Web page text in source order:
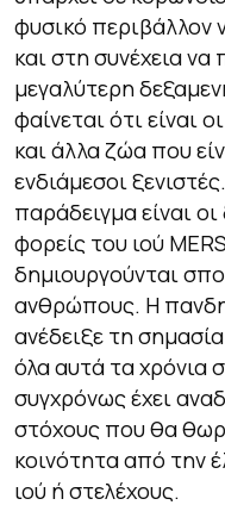
φυσικό
και στη συνέχεια
μεγαλύτερη
φαίνεται ότι είναι
και άλλα ζώα που
ενδιάμεσοι
παράδειγμα είναι
φορείς του ιού
δημιουργούνται
ανθρώπους. Η
ανέδειξε τη
όλα αυτά τα χρόνια
συγχρόνως έχει
στόχους που θα
κοινότητα από την
ιού ή στελέχους.